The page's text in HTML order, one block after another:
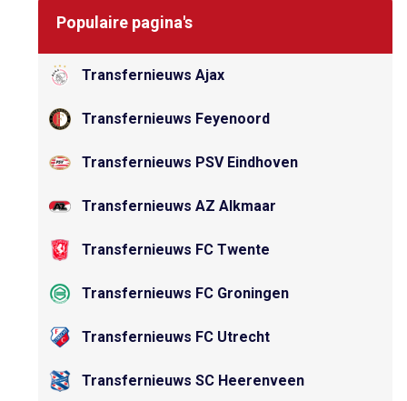
Populaire pagina's
Transfernieuws Ajax
Transfernieuws Feyenoord
Transfernieuws PSV Eindhoven
Transfernieuws AZ Alkmaar
Transfernieuws FC Twente
Transfernieuws FC Groningen
Transfernieuws FC Utrecht
Transfernieuws SC Heerenveen